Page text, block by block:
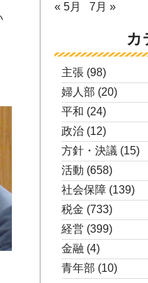
« 5月
7月 »
カ
主張 (98)
婦人部 (20)
平和 (24)
政治 (12)
方針・決議 (15)
活動 (658)
社会保障 (139)
税金 (733)
経営 (399)
金融 (4)
青年部 (10)